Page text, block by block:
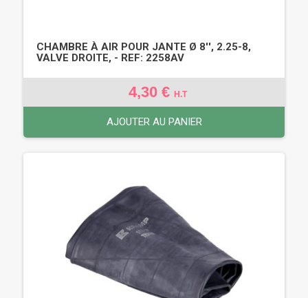
CHAMBRE À AIR POUR JANTE Ø 8'', 2.25-8,
VALVE DROITE, - REF: 2258AV
4,30 € H.T
AJOUTER AU PANIER